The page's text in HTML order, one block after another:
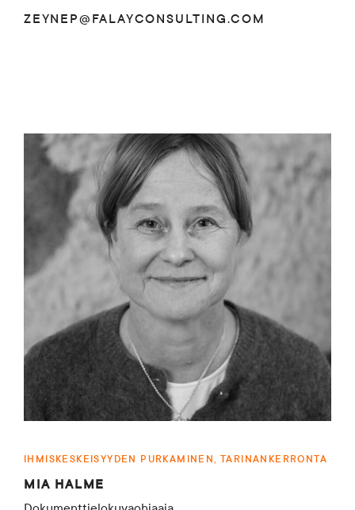
ZEYNEP@FALAYCONSULTING.COM
IHMISKESKEISYYDEN PURKAMINEN, TARINANKERRONTA
MIA HALME